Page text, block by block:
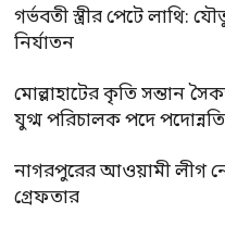
গর্ভবতী স্ত্রীর পেটে লাথি:
নির্যাতন
মোল্লাহাটের কৃতি সন্তান
যুগ্ম পরিচালক পদে পদোন্নতি
নাগরপুরের আওয়ামী লীগ
গ্রেফতার